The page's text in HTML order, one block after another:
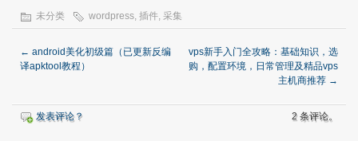
未分类 wordpress, 插件, 采集
← android美化初级篇（已更新反编
译apktool教程）
vps新手入门全攻略：基础知识，选
购，配置环境，日常管理及精品vps
主机商推荐 →
发表评论？ 2 条评论。